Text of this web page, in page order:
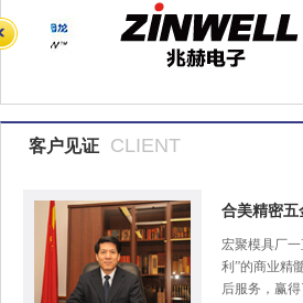
客户见证 CLIENT
合美精密五
宏聚模具厂
利”的商业精
后服务，赢